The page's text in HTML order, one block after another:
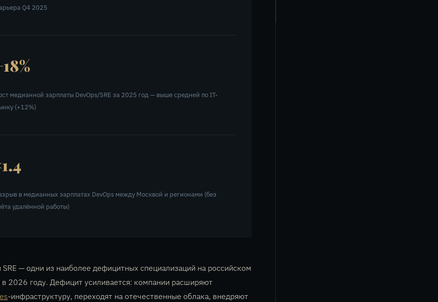
Q4 2025
медианной зарплаты DevOps/SRE за 2025 год — выше средней по IT-
(+12%)
в медианных зарплатах DevOps между Москвой и регионами (без
удалённой работы)
SRE — одни из наиболее дефицитных специализаций на российском
2026 году. Дефицит усиливается: компании расширяют
-инфраструктуру, переходят на отечественные облака, внедряют